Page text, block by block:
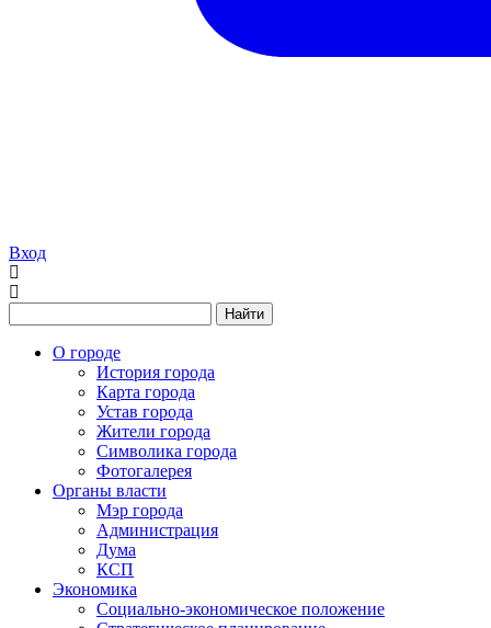
Вход
Найти
О городе
История города
Карта города
Устав города
Жители города
Символика города
Фотогалерея
Органы власти
Мэр города
Администрация
Дума
КСП
Экономика
Социально-экономическое положение